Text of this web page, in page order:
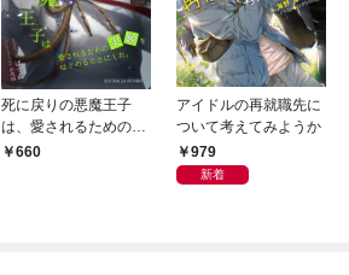
死に戻りの悪魔王子
は、愛されるための実
験をはじめることにし
660
アイドルの再就職先に
ついて考えてみようか
979
新着